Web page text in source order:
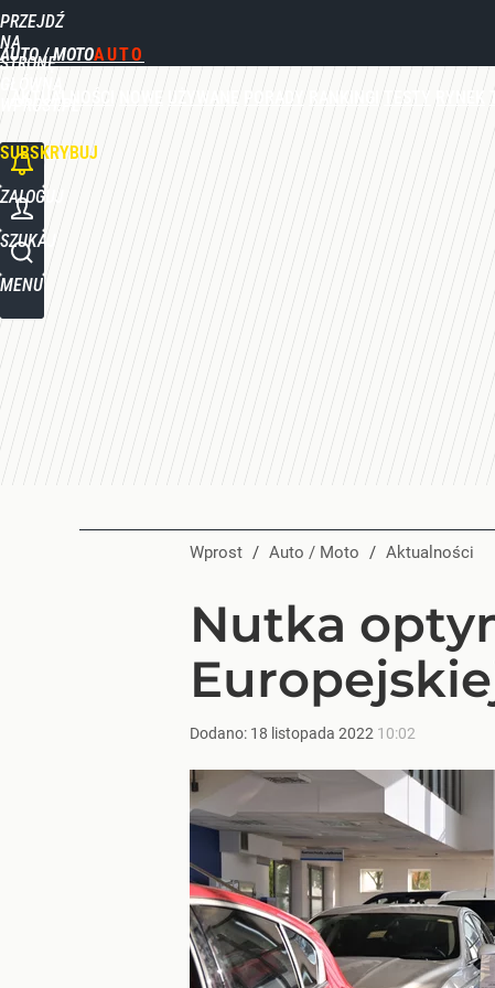
PRZEJDŹ
NA
STRONĘ
GŁÓWNĄ
WPROST.PL
AUTO / MOTO
AKTUALNOŚCI NOWE UŻYWANE PORADY RANKINGI TESTY RYNEK
SUBSKRYBUJ
ZALOGUJ
SZUKAJ
MENU
Wprost / Auto / Moto / Aktualności
Nutka
Dodano: 18 listopada 2022 10:02